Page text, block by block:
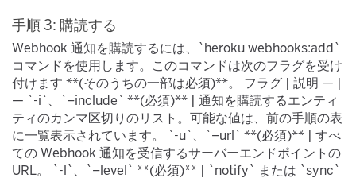
手順 3: 購読する
Webhook 通知を購読するには、`heroku webhooks:add`​
コマンドを使用します。このコマンドは次のフラグを受け
付けます **(そのうちの一部は必須)**​。 フラグ | 説明 — |
— `-i`​、`–include`​ **(必須)**​ | 通知を購読するエンティ
ティのカンマ区切りのリスト。可能な値は、前の手順の表
に一覧表示されています。 `-u`​、`–url`​ **(必須)**​ | すべ
ての Webhook 通知を受信するサーバーエンドポイントの
URL。 `-l`​、`–level`​ **(必須)**​ | `notify`​ または `sync`​